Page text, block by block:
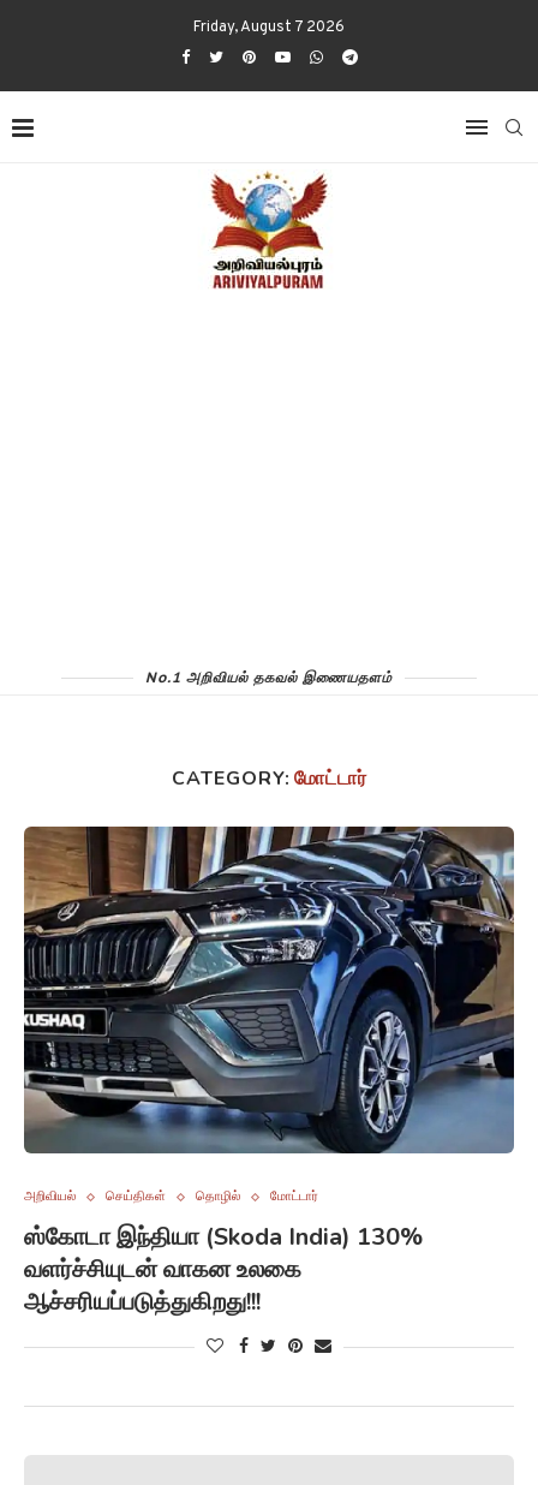
Friday, August 7 2026
No.1 அறிவியல் தகவல் இணையதளம்
CATEGORY: மோட்டார்
அறிவியல் செய்திகள் தொழில் மோட்டார்
ஸ்கோடா இந்தியா (Skoda India) 130%
வளர்ச்சியுடன் வாகன உலகை
ஆச்சரியப்படுத்துகிறது!!!